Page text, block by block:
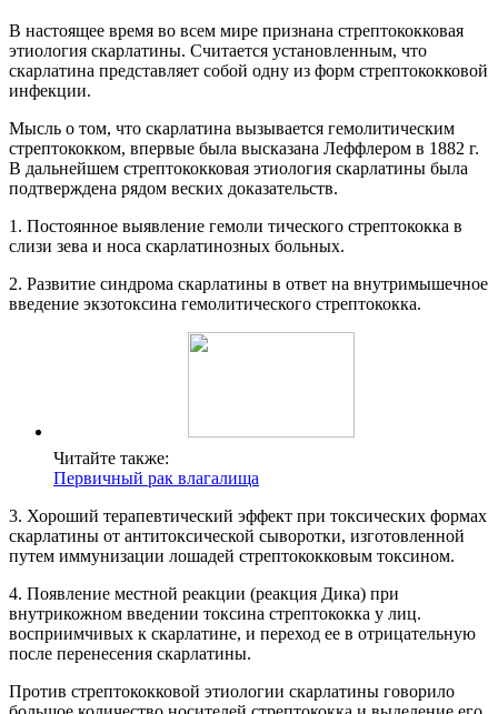
В настоящее время во всем мире признана стрептококковая
этиология скарлатины. Считается установленным, что
скарлатина представляет собой одну из форм стрептококковой
инфекции.
Мысль о том, что скарлатина вызывается гемолитическим
стрептококком, впервые была высказана Леффлером в 1882 г.
В дальнейшем стрептококковая этиология скарлатины была
подтверждена рядом веских доказательств.
1. Постоянное выявление гемоли тического стрептококка в
слизи зева и носа скарлатинозных больных.
2. Развитие синдрома скарлатины в ответ на внутримышечное
введение экзотоксина гемолитического стрептококка.
Читайте также:
Первичный рак влагалища
3. Хороший терапевтический эффект при токсических формах
скарлатины от антитоксической сыворотки, изготовленной
путем иммунизации лошадей стрептококковым токсином.
4. Появление местной реакции (реакция Дика) при
внутрикожном введении токсина стрептококка у лиц.
восприимчивых к скарлатине, и переход ее в отрицательную
после перенесения скарлатины.
Против стрептококковой этиологии скарлатины говорило